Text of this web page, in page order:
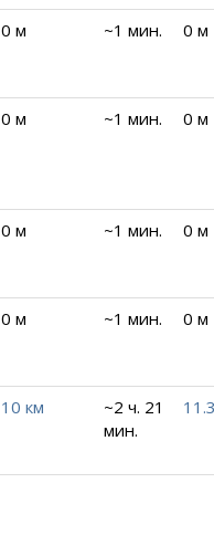
0 м ~1 мин. 0 м
0 м ~1 мин. 0 м
0 м ~1 мин. 0 м
0 м ~1 мин. 0 м
10 км
~2 ч. 21
мин.